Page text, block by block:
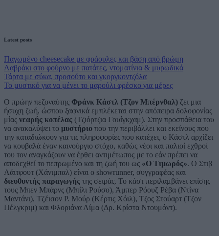
Latest posts
Παγωμένο cheesecake με φράουλες και βάση από βρώμη
Λαβράκι στο φούρνο με πατάτες, ντοματίνια & μυρωδικά
Τάρτα με σύκα, προσούτο και γκοργκοντζόλα
Το μυστικό για να μένει το μαρούλι φρέσκο για μέρες
Ο πρώην πεζοναύτης Φράνκ Κάστλ (Τζον Μπέρνθαλ) ζει μια
ήσυχη ζωή, ώσπου ξαφνικά εμπλέκεται στην απόπειρα δολοφονίας
μίας νεαρής κοπέλας (Τζιόρτζια Γουίγκχαμ). Στην προσπάθεια του
να ανακαλύψει το μυστήριο που την περιβάλλει και εκείνους που
την καταδιώκουν για τις πληροφορίες που κατέχει, ο Κάστλ αρχίζει
να κουβαλά έναν καινούργιο στόχο, καθώς νέοι και παλιοί εχθροί
του τον αναγκάζουν να έρθει αντιμέτωπος με το εάν πρέπει να
αποδεχθεί τo πεπρωμένο και τη ζωή του ως «Ο Τιμωρός». Ο Στιβ
Λάιτφουτ (Χάνιμπαλ) είναι ο showrunner, συγγραφέας και
διευθυντής παραγωγής της σειράς. Το κάστ περιλαμβάνει επίσης
τους Μπεν Μπάρνς (Μπίλι Ρούσο), Άμπερ Ρόουζ Ρέβα (Ντίνα
Μαντάνι), Τζέισον Ρ. Μούρ (Κέρτις Χόιλ), Τζος Στούαρτ (Τζον
Πέλγκριμ) και Φλοριάνα Λίμα (Δρ. Κρίστα Ντουμόντ).